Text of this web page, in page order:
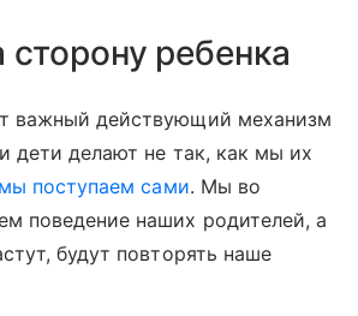
сторону ребенка
важный действующий механизм
дети делают не так, как мы их
поступаем сами. Мы во
поведение наших родителей, а
будут повторять наше